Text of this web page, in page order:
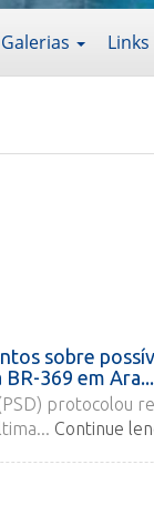
Galerias
sobre
369 em Ara...
protocolou
Continue